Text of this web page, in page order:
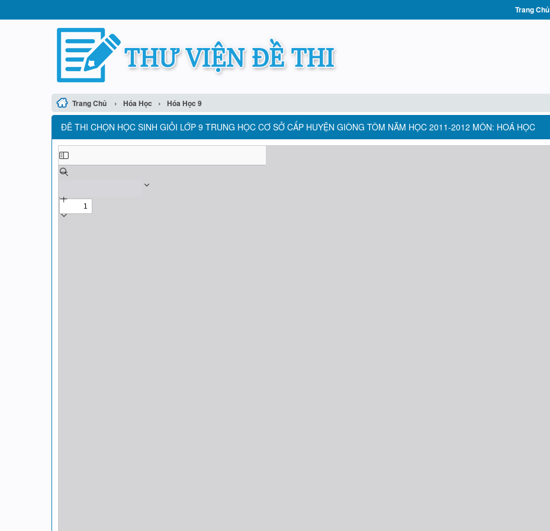
Trang Chủ
Trang Chủ › Hóa Học › Hóa Học 9
ĐÊ THI CHỌN HỌC SINH GIỎI LỚP 9 TRUNG HỌC CƠ SỞ CẤP HUYỆN GIÒNG TÔM NĂM HỌC 2011-2012 MÔN: HOÁ HỌC